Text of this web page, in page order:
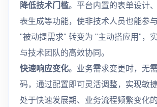
降低技术门槛。平台内置的表单设计
表生成等功能，使非技术人员也能参
"被动提需求" 转变为 "主动搭应用"，
与技术团队的高效协同。
快速响应变化。业务需求变更时，无
码，通过配置即可灵活调整，实现敏
处于快速发展期、业务流程频繁变化